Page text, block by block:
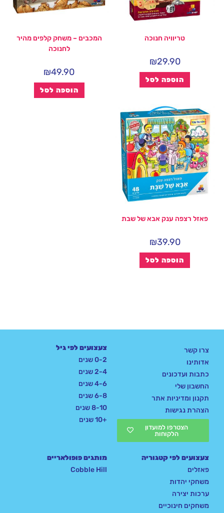
טריוויה חנוכה
₪29.90
הוספה לסל
המכבים – משחק קלפים מהיר
לחנוכה
₪49.90
הוספה לסל
פאזל רצפה ענק אבא של שבת
₪39.90
הוספה לסל
צרו קשר
אדותינו
כתבות ועדכונים
החשבון שלי
תקנון ומדיניות אתר
הצהרת נגישות
הצטרפו למועדון
הלקוחות
צעצועים לפי גיל
0-2 שנים
2-4 שנים
4-6 שנים
6-8 שנים
8-10 שנים
+10 שנים
צעצועים לפי קטגוריה
פאזלים
משחקי יהדות
ערכות יצירה
משחקים חינוכיים
מותגים פופולאריים
Cobble Hill